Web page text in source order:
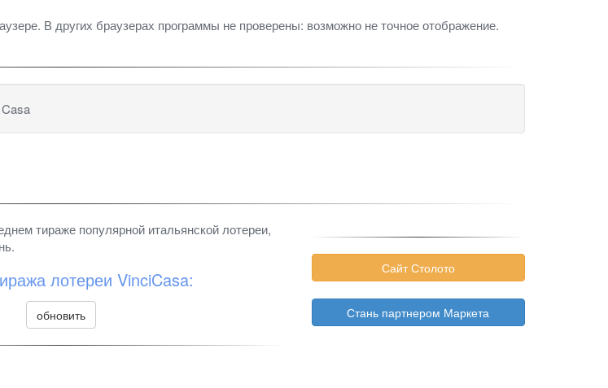
В других браузерах программы не проверены: возможно не точное отображение.
тираже популярной итальянской лотереи,
лотереи VinciCasa:
обновить
Сайт Столото
Стань партнером Маркета